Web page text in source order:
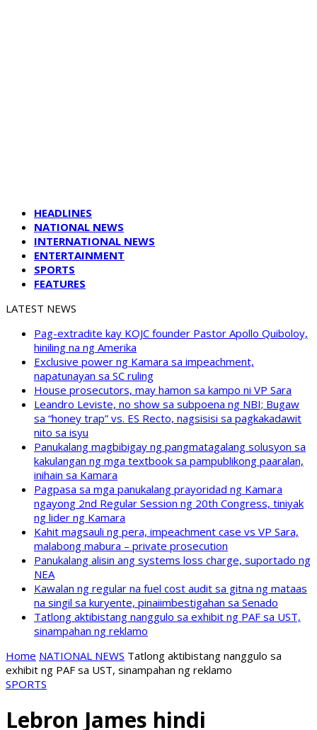
HEADLINES
NATIONAL NEWS
INTERNATIONAL NEWS
ENTERTAINMENT
SPORTS
FEATURES
LATEST NEWS
Pag-extradite kay KOJC founder Pastor Apollo Quiboloy,
hiniling na ng Amerika
Exclusive power ng Kamara sa impeachment,
napatunayan sa SC ruling
House prosecutors, may hamon sa kampo ni VP Sara
Leandro Leviste, no show sa subpoena ng NBI; Bugaw
sa “honey trap” vs. ES Recto, nagsisisi sa pagkakadawit
nito sa isyu
Panukalang magbibigay ng pangmatagalang solusyon sa
kakulangan ng mga textbook sa pampublikong paaralan,
inihain sa Kamara
Pagpasa sa mga panukalang prayoridad ng Kamara
ngayong 2nd Regular Session ng 20th Congress, tiniyak
ng lider ng Kamara
Kahit magsauli ng pera, impeachment case vs VP Sara,
malabong mabura – private prosecution
Panukalang alisin ang systems loss charge, suportado ng
NEA
Kawalan ng regular na fuel cost audit sa gitna ng mataas
na singil sa kuryente, pinaiimbestigahan sa Senado
Tatlong aktibistang nanggulo sa exhibit ng PAF sa UST,
sinampahan ng reklamo
Home NATIONAL NEWS Tatlong aktibistang nanggulo sa
exhibit ng PAF sa UST, sinampahan ng reklamo
SPORTS
Lebron James hindi